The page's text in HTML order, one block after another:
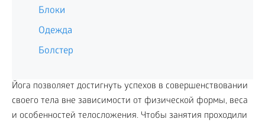
Блоки
Одежда
Болстер
Йога позволяет достигнуть успехов в совершенствовании
своего тела вне зависимости от физической формы, веса
и особенностей телосложения. Чтобы занятия проходили